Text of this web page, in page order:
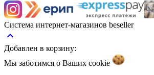
Система интернет-магазинов beseller
keyboard_arrow_up
Добавлен в корзину:
Мы заботимся о Ваших cookie